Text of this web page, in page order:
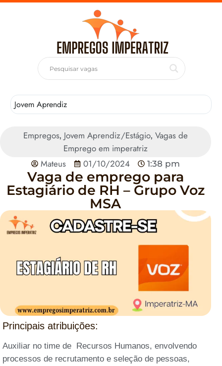
Jovem Aprendiz
Empregos, Jovem Aprendiz/Estágio, Vagas de
Emprego em imperatriz
Mateus
01/10/2024 1:38 pm
Vaga de emprego para
Estagiário de RH – Grupo Voz
MSA
Principais atribuições:
Auxiliar no time de Recursos Humanos, envolvendo
processos de recrutamento e seleção de pessoas,